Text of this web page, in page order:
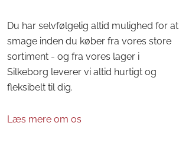
Du har selvfølgelig altid mulighed for at
smage inden du køber fra vores store
sortiment - og fra vores lager i
Silkeborg leverer vi altid hurtigt og
fleksibelt til dig.
Læs mere om os